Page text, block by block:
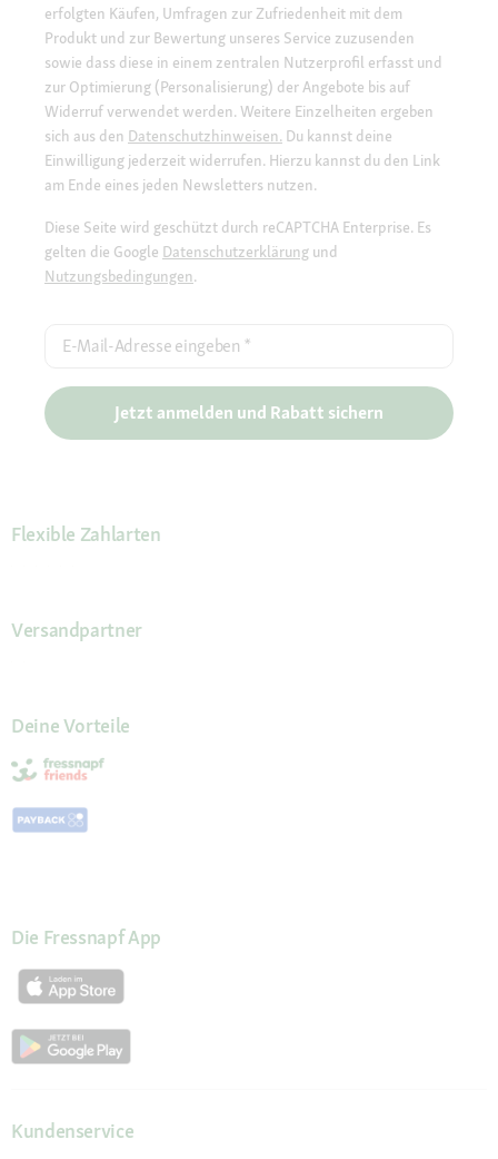
erfolgten Käufen, Umfragen zur Zufriedenheit mit dem
Produkt und zur Bewertung unseres Service zuzusenden
sowie dass diese in einem zentralen Nutzerprofil erfasst und
zur Optimierung (Personalisierung) der Angebote bis auf
Widerruf verwendet werden. Weitere Einzelheiten ergeben
sich aus den Datenschutzhinweisen. Du kannst deine
Einwilligung jederzeit widerrufen. Hierzu kannst du den Link
am Ende eines jeden Newsletters nutzen.
Diese Seite wird geschützt durch reCAPTCHA Enterprise. Es
gelten die Google Datenschutzerklärung und
Nutzungsbedingungen.
E-Mail-Adresse eingeben *
Jetzt anmelden und Rabatt sichern
Flexible Zahlarten
Versandpartner
Deine Vorteile
Die Fressnapf App
Kundenservice